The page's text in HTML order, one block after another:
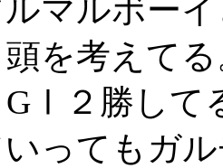
マルボー
を考えて
GⅠ２勝して
ってもガ